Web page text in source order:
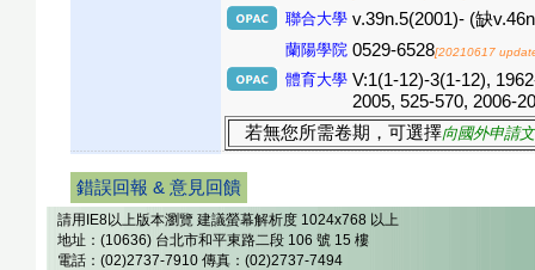
聯合大學 v.39n.5(2001)- (缺
蘭陽學院 0529-6528[20210617
體育大學 V:1(1-12)-3(1-12),
2005, 525-570, 2006-
若無您所需卷期，可選擇向國外申請
錯誤回報 & 意見回饋
請用IE8以上版本瀏覽 建議螢幕解析度 1024x768 以上
地址：(10636) 台北市和平東路二段 106 號 15 樓
電話：(02)2737-7910 傳真：(02)2737-7494